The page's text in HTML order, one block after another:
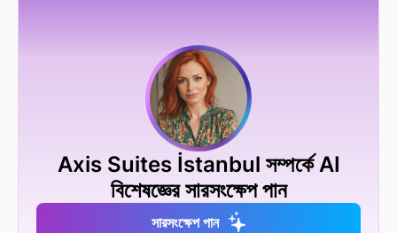
Axis Suites İstanbul সম্পর্কে AI
বিশেষজ্ঞের সারসংক্ষেপ পান
সারসংক্ষেপ পান